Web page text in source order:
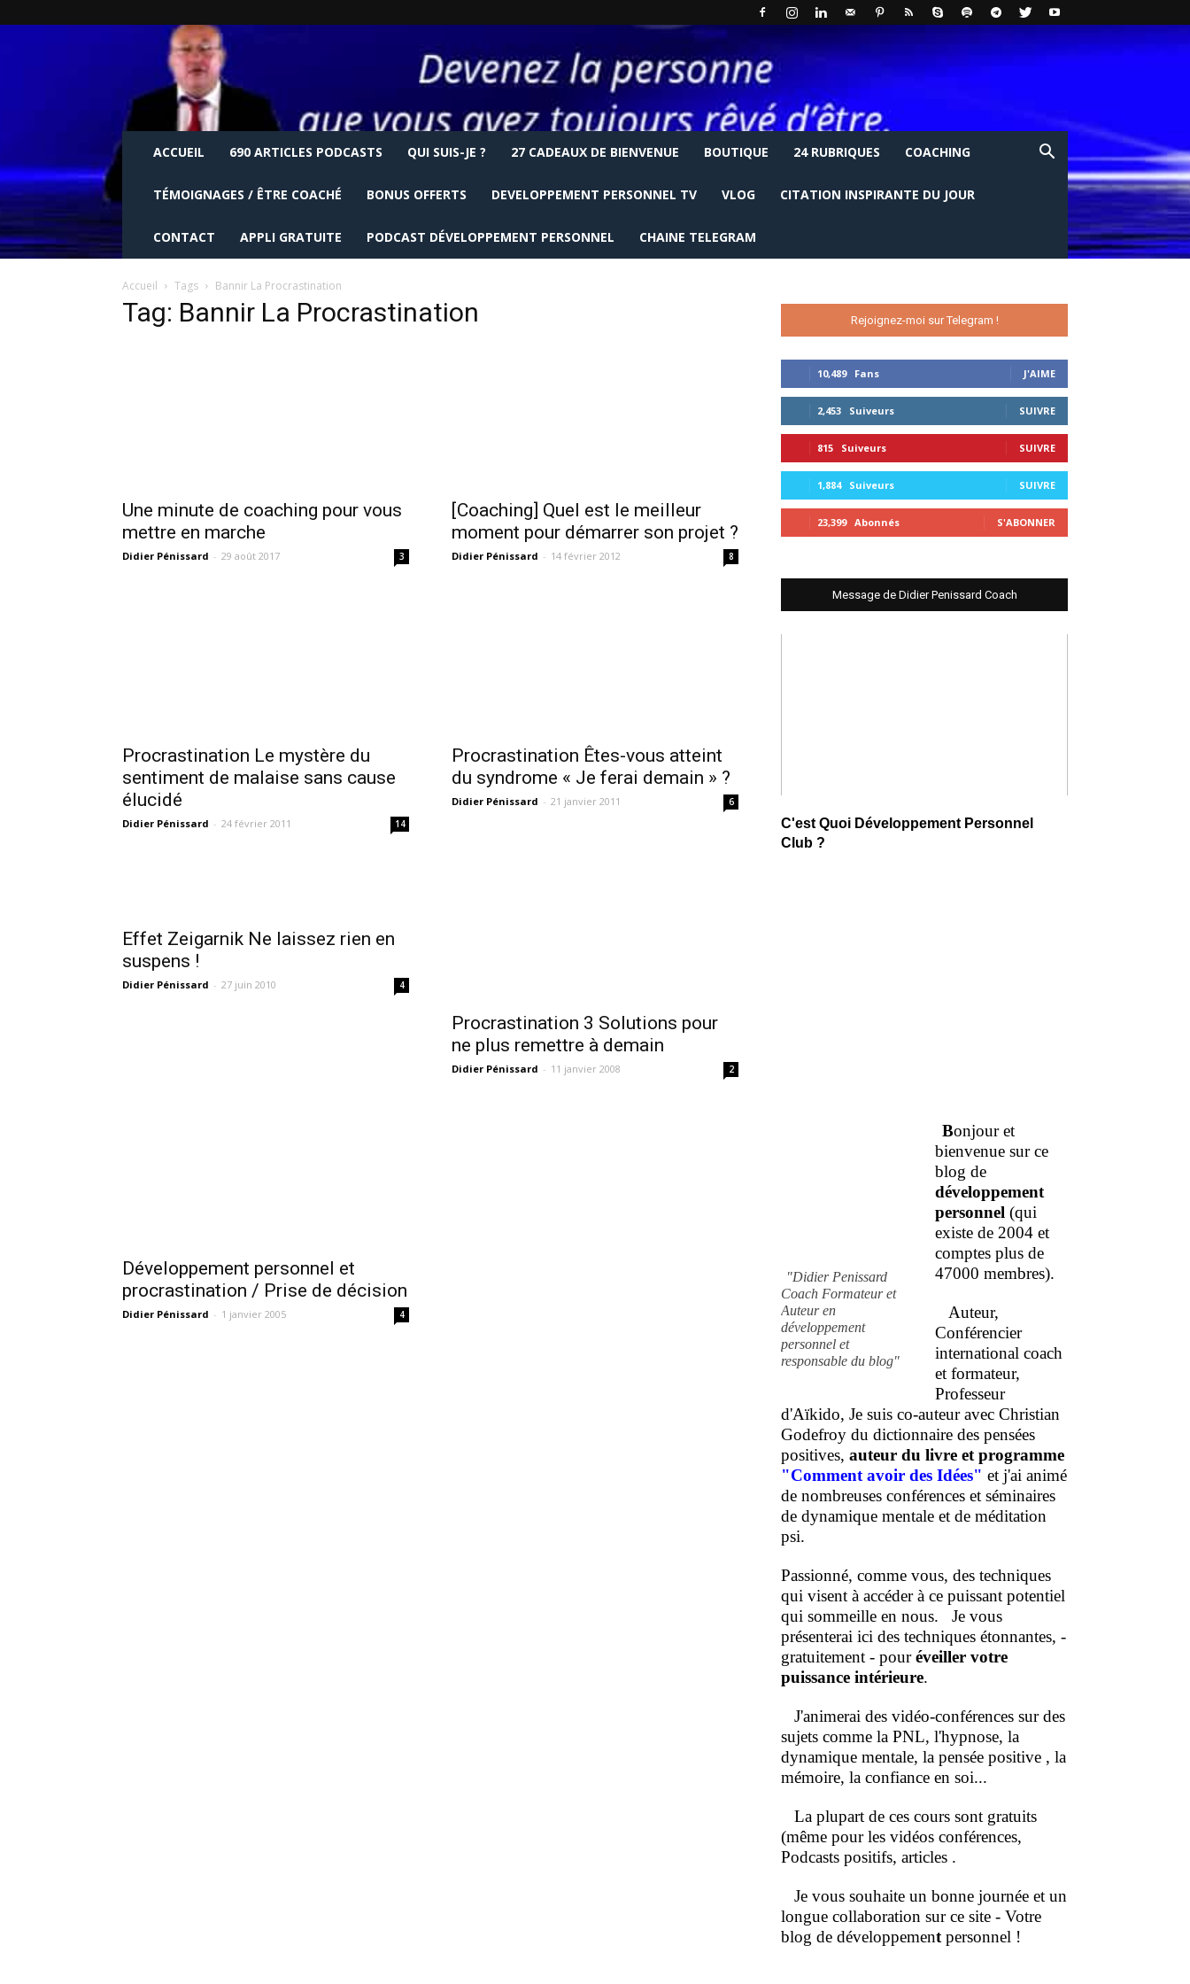
ACCUEIL 690 ARTICLES PODCASTS QUI SUIS-JE ? 27 CADEAUX DE BIENVENUE BOUTIQUE 24 RUBRIQUES COACHING
TÉMOIGNAGES / ÊTRE COACHÉ BONUS OFFERTS DEVELOPPEMENT PERSONNEL TV VLOG CITATION INSPIRANTE DU JOUR
CONTACT APPLI GRATUITE PODCAST DÉVELOPPEMENT PERSONNEL CHAINE TELEGRAM
Accueil Tags Bannir La Procrastination
Tag: Bannir La Procrastination
Une minute de coaching pour vous
mettre en marche
Didier Pénissard - 29 août 2017 3
[Coaching] Quel est le meilleur
moment pour démarrer son projet ?
Didier Pénissard - 14 février 2012 8
Procrastination Le mystère du
sentiment de malaise sans cause
élucidé
Didier Pénissard - 24 février 2011 14
Procrastination Êtes-vous atteint
du syndrome « Je ferai demain » ?
Didier Pénissard - 21 janvier 2011 6
Effet Zeigarnik Ne laissez rien en
suspens !
Didier Pénissard - 27 juin 2010 4
Procrastination 3 Solutions pour
ne plus remettre à demain
Didier Pénissard - 11 janvier 2008 2
Développement personnel et
procrastination / Prise de décision
Didier Pénissard - 1 janvier 2005 4
Rejoignez-moi sur Telegram !
10,489 Fans J'AIME
2,453 Suiveurs SUIVRE
815 Suiveurs SUIVRE
1,884 Suiveurs SUIVRE
23,399 Abonnés S'ABONNER
Message de Didier Penissard Coach
C'est Quoi Développement Personnel
Club ?
"Didier Penissard
Coach Formateur et
Auteur en
développement
personnel et
responsable du blog"
Bonjour et
bienvenue sur ce
blog de
développement
personnel (qui
existe de 2004 et
comptes plus de
47000 membres).
Auteur,
Conférencier
international coach
et formateur,
Professeur
d'Aïkido, Je suis co-auteur avec Christian
Godefroy du dictionnaire des pensées
positives, auteur du livre et programme
"Comment avoir des Idées" et j'ai animé
de nombreuses conférences et séminaires
de dynamique mentale et de méditation
psi.
Passionné, comme vous, des techniques
qui visent à accéder à ce puissant potentiel
qui sommeille en nous. Je vous
présenterai ici des techniques étonnantes, -
gratuitement - pouréveiller votre
puissance intérieure.
J'animerai des vidéo-conférences sur des
sujets comme la PNL, l'hypnose, la
dynamique mentale, la pensée positive , la
mémoire, la confiance en soi...
La plupart de ces cours sont gratuits
(même pour les vidéos conférences,
Podcasts positifs, articles .
Je vous souhaite un bonne journée et un
longue collaboration sur ce site - Votre
blog de développement personnel !